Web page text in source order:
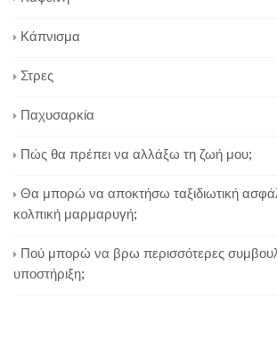
Κάπνισμα
Στρες
Παχυσαρκία
Πώς θα πρέπει να αλλάξω τη ζωή μου;
Θα μπορώ να αποκτήσω ταξιδιωτική
κολπική μαρμαρυγή;
Πού μπορώ να βρω περισσότερες
υποστήριξη;